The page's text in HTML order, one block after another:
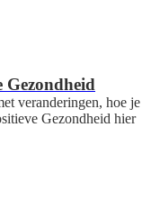
Gezondheid
veranderingen, hoe je
Gezondheid hier